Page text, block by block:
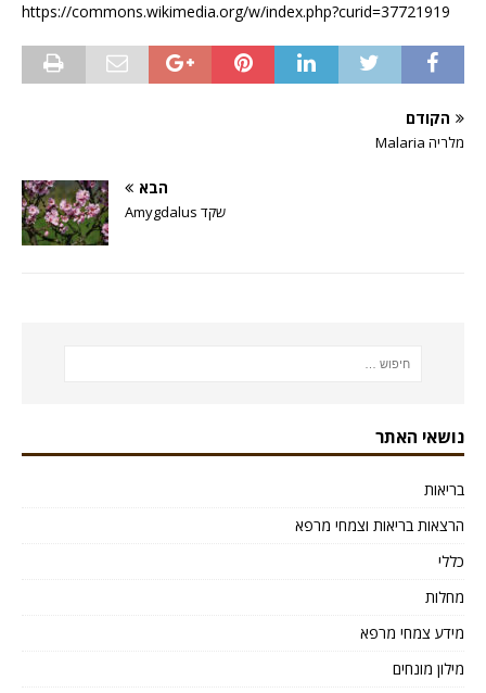
https://commons.wikimedia.org/w/index.php?curid=37721919
הקודם
מלריה Malaria
הבא
שקד Amygdalus
נושאי האתר
בריאות
הרצאות בריאות וצמחי מרפא
כללי
מחלות
מידע צמחי מרפא
מילון מונחים